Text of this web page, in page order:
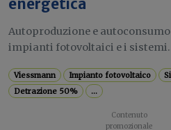
energetica
Autoproduzione e
impianti fotovoltaici e i
Viessmann Impianto fotovoltaico
Detrazione 50%
...